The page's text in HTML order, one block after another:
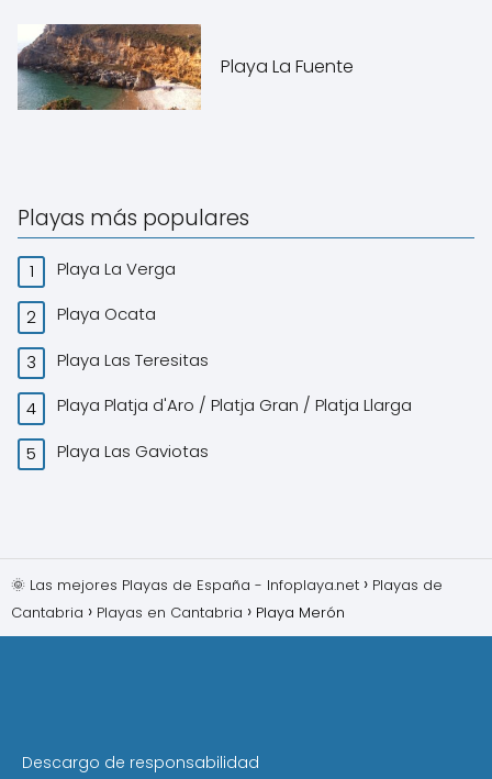
Playa La Fuente
Playas más populares
Playa La Verga
Playa Ocata
Playa Las Teresitas
Playa Platja d'Aro / Platja Gran / Platja Llarga
Playa Las Gaviotas
🌞 Las mejores Playas de España - Infoplaya.net
Playas de
Cantabria
Playas en Cantabria Playa Merón
Descargo de responsabilidad